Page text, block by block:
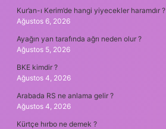
Kur’an-ı Kerim’de hangi yiyecekler haramdır ?
Ağustos 6, 2026
Ayağın yan tarafında ağrı neden olur ?
Ağustos 5, 2026
BKE kimdir ?
Ağustos 4, 2026
Arabada RS ne anlama gelir ?
Ağustos 4, 2026
Kürtçe hırbo ne demek ?